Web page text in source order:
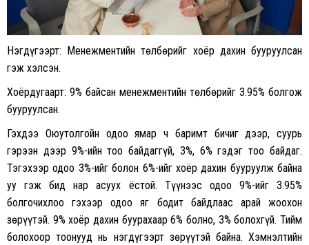
Нэгдүгээрт: Менежментийн төлбөрийг хоёр дахин бууруулсан
гэж хэлсэн.
Хоёрдугаарт: 9% байсан менежментийн төлбөрийг 3.95% болгож
бууруулсан.
Гэхдээ Оюутолгойн одоо ямар ч баримт бичиг дээр, суурь
гэрээн дээр 9%-ийн тоо байдаггүй, 3%, 6% гэдэг тоо байдаг.
Тэгэхээр одоо 3%-ийг болон 6%-ийг хоёр дахин бууруулж байна
уу гэж бид нар асуух ёстой. Түүнээс одоо 9%-ийг 3.95%
болгочихлоо гэхээр одоо яг бодит байдлаас арай жоохон
зөрүүтэй. 9% хоёр дахин буурахаар 6% болно, 3% болохгүй. Тийм
болохоор тоонууд нь нэгдүгээрт зөрүүтэй байна. Хэмнэлтийн